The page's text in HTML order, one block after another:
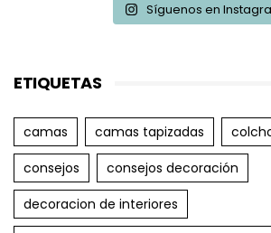
Síguenos en
ETIQUETAS
camas camas tapizadas
consejos
consejos decoración
decoracion de interiores